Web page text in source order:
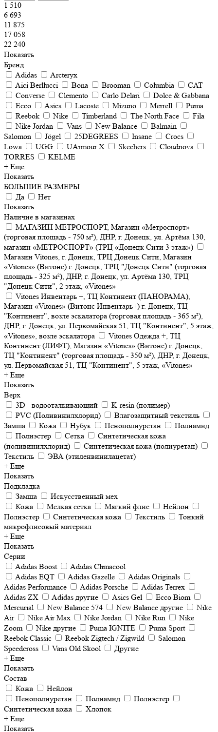
1 510
6 693
11 875
17 058
22 240
Показать
Бренд
Adidas
Arcteryx
Aici Berllucci
Bona Brooman Columbia
CAT
Converse
Clemento Carlo Delari
Dolce & Gabbana
Ecco
Asics Lacoste Mizuno Merrell
Puma
Reebok
Nike Timberland The North Face
Fila
Nike Jordan
Vans New Balance
Balmain
Salomon
Jögel 25DEGREES Insane
Crocs
Lowa
UGG UArmour X Skechers
Cloudnova
TORRES
KELME
+ Еще
Показать
БОЛЬШИЕ РАЗМЕРЫ
Да
Нет
Показать
Наличие в магазинах
МАГАЗИН МЕТРОСПОРТ, Магазин «Метроспорт»
(торговая площадь - 750 м²), ДНР, г. Донецк, ул. Артёма 130,
магазин «МЕТРОСПОРТ» (ТРЦ «Донецк Сити 3 этаж»)
Магазин Vitones, г. Донецк, ТРЦ Донецк Сити, Магазин
«Vitones» (Витонс) г. Донецк, ТРЦ "Донецк Сити" (торговая
площадь - 325 м²), ДНР, г. Донецк, ул. Артёма 130, ТРЦ
"Донецк Сити", 2 этаж, «Vitones»
Vitones Инвентарь +, ТЦ Континент (ПАНОРАМА),
Магазин «Vitones» (Витонс Инвентарь+) г. Донецк, ТЦ
"Континент", возле эскалатора (торговая площадь - 365 м²),
ДНР, г. Донецк, ул. Первомайская 51, ТЦ "Континент", 5 этаж,
«Vitones», возле эскалатора
Vitones Одежда +, ТЦ
Континент (ЛИФТ), Магазин «Vitones» (Витонс) г. Донецк,
ТЦ "Континент" (торговая площадь - 350 м²), ДНР, г. Донецк,
ул. Первомайская 51, ТЦ "Континент", 5 этаж, «Vitones»
+ Еще
Показать
Верх
3D - водооталкивающий
K-resin (полимер)
PVC (Поливинилхлорид)
Влагозащитный текстиль
Замша
Кожа Нубук Пенополиуретан
Полиамид
Полиэстер
Сетка
Синтетическая кожа
(поливинилхлорид)
Синтетическая кожа (полиуретан)
Текстиль
ЭВА (этиленвинилацетат)
+ Еще
Показать
Подкладка
Замша
Искусственный мех
Кожа
Мелкая сетка Мягкий флис
Нейлон
Полиэстер
Синтетическая кожа Текстиль
Тонкий
микрофлисовый материал
+ Еще
Показать
Серии
Adidas Boost
Adidas Climacool
Adidas EQT
Adidas Gazelle
Adidas Originals
Adidas Performance
Adidas Porsche
Adidas Terrex
Adidas ZX
Adidas другие Asics Gel
Ecco Biom
Mercurial
New Balance 574 New Balance другие
Nike
Air
Nike Air Max Nike Jordan Nike Run
Nike
Zoom
Nike другие Puma IGNITE
Puma Sport
Reebok Classic
Reebok Zigtech / Zigwild
Salomon
Speedcross
Vans Old Skool
Другие
+ Еще
Показать
Состав
Кожа
Нейлон
Пенополиуретан
Полиамид
Полиэстер
Синтетическая кожа
Хлопок
+ Еще
Показать